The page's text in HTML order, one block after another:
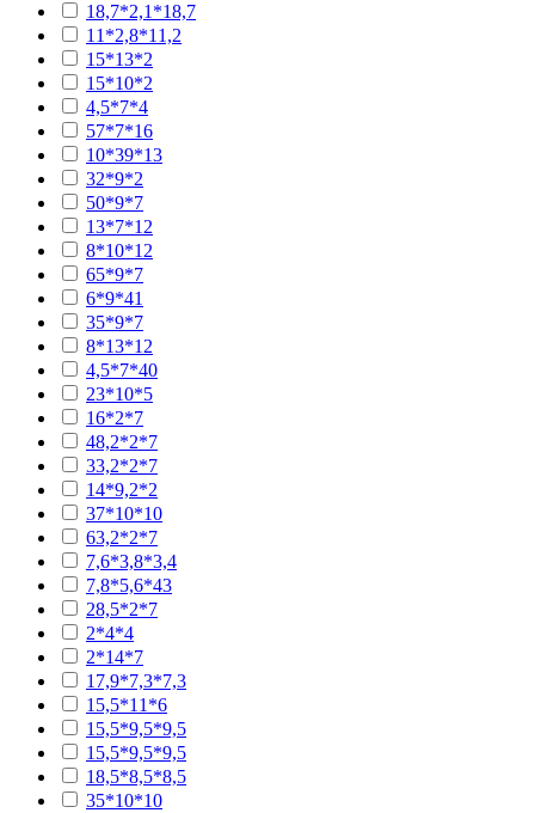
18,7*2,1*18,7
11*2,8*11,2
15*13*2
15*10*2
4,5*7*4
57*7*16
10*39*13
32*9*2
50*9*7
13*7*12
8*10*12
65*9*7
6*9*41
35*9*7
8*13*12
4,5*7*40
23*10*5
16*2*7
48,2*2*7
33,2*2*7
14*9,2*2
37*10*10
63,2*2*7
7,6*3,8*3,4
7,8*5,6*43
28,5*2*7
2*4*4
2*14*7
17,9*7,3*7,3
15,5*11*6
15,5*9,5*9,5
15,5*9,5*9,5
18,5*8,5*8,5
35*10*10